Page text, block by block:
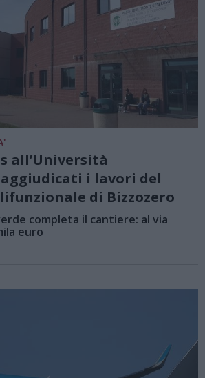
all’Università
i lavori del
di Bizzozero
completa il cantiere: al via
euro